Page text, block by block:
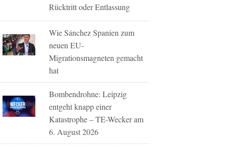
Rücktritt oder Entlassung
Wie Sánchez Spanien zum
neuen EU-
Migrationsmagneten gemacht
hat
Bombendrohne: Leipzig
entgeht knapp einer
Katastrophe – TE-Wecker am
6. August 2026